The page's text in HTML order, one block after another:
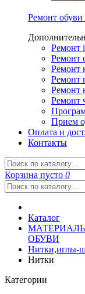
Ремонт обуви
Ремонт
Ремонт
Ремонт
Ремонт
Ремонт
Ремонт
Прием
Оплата и
Контакты
Корзина пусто 0
Каталог
ОБУВИ
Нитки,иглы-
Нитки
Категории